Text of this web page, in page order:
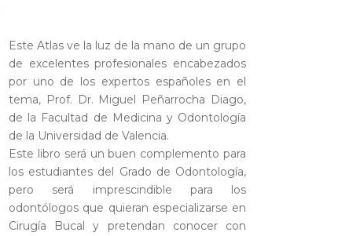
Este Atlas ve la luz de la mano de un grupo
de excelentes profesionales encabezados
por uno de los expertos españoles en el
tema, Prof. Dr. Miguel Peñarrocha Diago,
de la Facultad de Medicina y Odontología
de la Universidad de Valencia.
Este libro será un buen complemento para
los estudiantes del Grado de Odontología,
pero será imprescindible para los
odontólogos que quieran especializarse en
Cirugía Bucal y pretendan conocer con